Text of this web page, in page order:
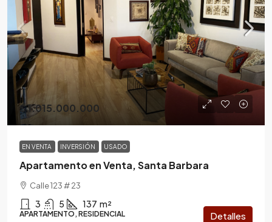
$ 1.015.000.000
EN VENTA INVERSIÓN USADO
Apartamento en Venta, Santa Barbara
Calle 123 # 23
3 5 137 m²
APARTAMENTO, RESIDENCIAL Detalles